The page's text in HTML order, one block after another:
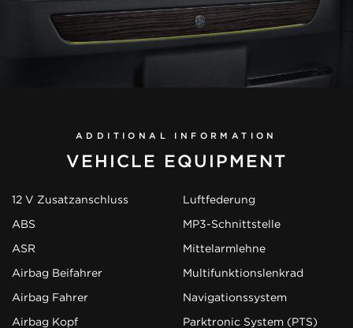
ADDITIONAL INFORMATION
VEHICLE EQUIPMENT
12 V Zusatzanschluss
ABS
ASR
Airbag Beifahrer
Airbag Fahrer
Airbag Kopf
Luftfederung
MP3-Schnittstelle
Mittelarmlehne
Multifunktionslenkrad
Navigationssystem
Parktronic System (PTS)